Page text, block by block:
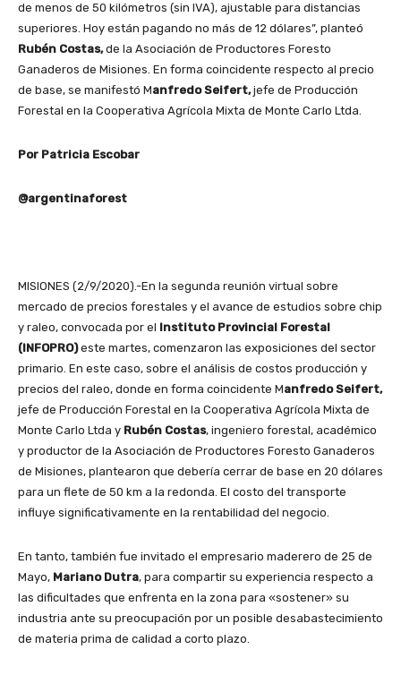
de menos de 50 kilómetros (sin IVA), ajustable para distancias
superiores. Hoy están pagando no más de 12 dólares”, planteó
Rubén Costas,de la Asociación de Productores Foresto
Ganaderos de Misiones. En forma coincidente respecto al precio
de base, se manifestó Manfredo Seifert,jefe de Producción
Forestal en la Cooperativa Agrícola Mixta de Monte Carlo Ltda.
Por Patricia Escobar
@argentinaforest
MISIONES (2/9/2020).-En la segunda reunión virtual sobre
mercado de precios forestales y el avance de estudios sobre chip
y raleo, convocada por el Instituto Provincial Forestal
(INFOPRO)este martes, comenzaron las exposiciones del sector
primario. En este caso, sobre el análisis de costos producción y
precios del raleo, donde en forma coincidente Manfredo Seifert,
jefe de Producción Forestal en la Cooperativa Agrícola Mixta de
Monte Carlo Ltda y Rubén Costas, ingeniero forestal, académico
y productor de la Asociación de Productores Foresto Ganaderos
de Misiones, plantearon que debería cerrar de base en 20 dólares
para un flete de 50 km a la redonda. El costo del transporte
influye significativamente en la rentabilidad del negocio.
En tanto, también fue invitado el empresario maderero de 25 de
Mayo, Mariano Dutra, para compartir su experiencia respecto a
las dificultades que enfrenta en la zona para «sostener» su
industria ante su preocupación por un posible desabastecimiento
de materia prima de calidad a corto plazo.